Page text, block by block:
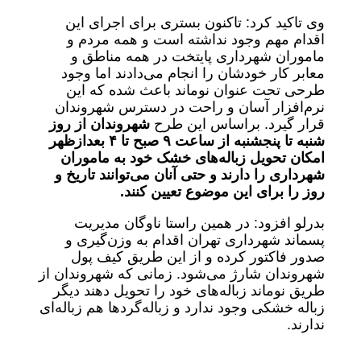
وی تاکید کرد: تاکنون بستری برای اجرای این
اقدام مهم وجود نداشته است و همه مردم و
ماموران شهرداری پایتخت در همه مناطق و
معابر کار خودشان را انجام می‌دادند اما وجود
طرحی تحت عنوان نوماند باعث شده که این
نرم‌افزار آسان و راحت در دسترس شهروندان
قرار گیرد. براساس این طرح شهروندان از روز
شنبه تا پنجشنبه از ساعت ۹ صبح تا ۴ بعدازظهر
امکان تحویل زباله‌های خشک خود به ماموران
شهرداری را دارند و حتی آنان می‌توانند تاریخ و
روز را برای این موضوع تعیین کنند.
بدرلو افزود: در همین راستا ناوگان مدیریت
پسماند شهرداری تهران اقدام به وزن‌گیری و
صدور فاکتور کرده و از این طریق کیف پول
شهروندان شارژ می‌شود. زمانی که شهروندان از
طریق نوماند زباله‌های خود را تحویل دهند دیگر
زباله خشکی وجود ندارد و زباله‌گردها هم زباله‌ای
ندارند.